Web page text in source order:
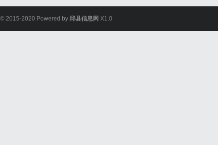
© 2015-2020 Powered by 邱县信息网 X1.0